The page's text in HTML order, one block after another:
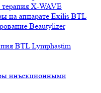
X-WAVE
на аппарате Exilis BTL
Beautylizer
BTL Lymphastim
инъекционными